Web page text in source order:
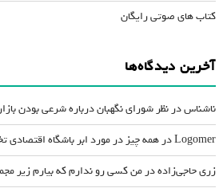
کتاب های صوتی رایگان
آخرین دیدگاه‌ها
ناشناسدرنظر شورای نگهبان درباره شرعی بودن
Logomerدرهمه چیز در مورد ابر باشگاه اقتصادی
زری حاجی‌زادهدرمن کسی رو ندارم که بیارم زیر